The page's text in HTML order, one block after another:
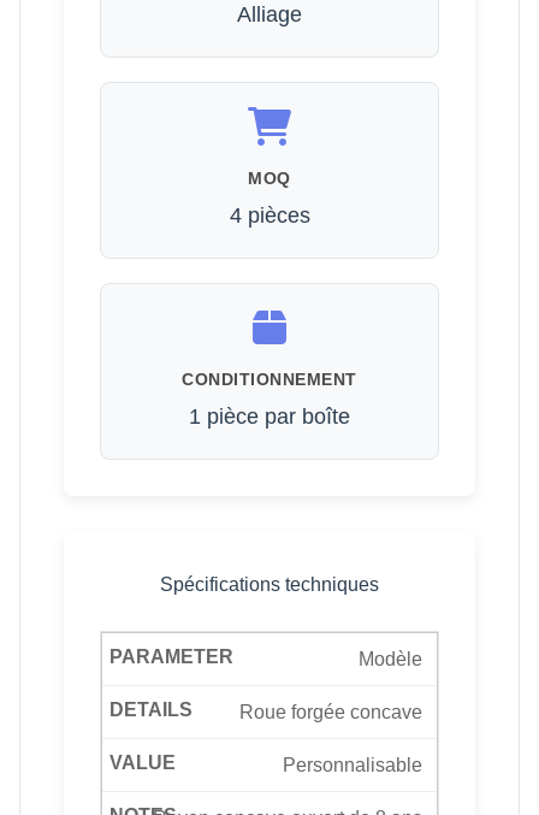
Alliage
MOQ
4 pièces
CONDITIONNEMENT
1 pièce par boîte
Spécifications techniques
Modèle
Roue forgée concave
Personnalisable